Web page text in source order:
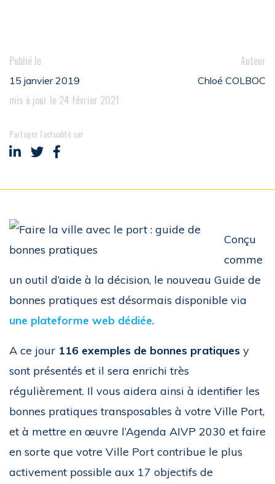
Publié le
15 janvier 2019
mis à jour le 24 février 2021
Auteur
Chloé COLBOC
Partager l'actualité sur
Partager sur LinkedIn
Partager sur Twitter
Partager sur Facebook
Conçu
comme
un outil d’aide à la décision, le nouveau Guide de
bonnes pratiques est désormais disponible via
une plateforme web dédiée.
A ce jour 116 exemples de bonnes pratiques y
sont présentés et il sera enrichi très
régulièrement. Il vous aidera ainsi à identifier les
bonnes pratiques transposables à votre Ville Port,
et à mettre en œuvre l’Agenda AIVP 2030 et faire
en sorte que votre Ville Port contribue le plus
activement possible aux 17 objectifs de